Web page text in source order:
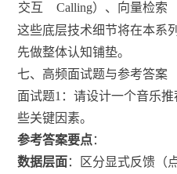
交互
Calling）、向量检索
这些底层技术细节将在本系
先做整体认知铺垫。
七、高频面试题与参考答案
面试题1：请设计一个音乐
些关键因素。
参考答案要点：
数据层面 ：区分显式反馈（